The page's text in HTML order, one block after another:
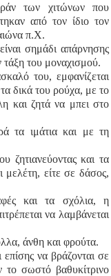
των χιτώνων που
από τον ίδιο τον
π.Χ.
σημάδι απάρνησης
του μοναχισμού.
του, εμφανίζεται
δικά του ρούχα, με το
και ζητά να μπει στο
τα ιμάτια και με τη
ζητιανεύοντας και τα
μελέτη, είτε σε δάσος,
και τα σχόλια, η
να λαμβάνεται
άνθη και φρούτα.
να βράζονται σε
σωστό βαθυκίτρινο